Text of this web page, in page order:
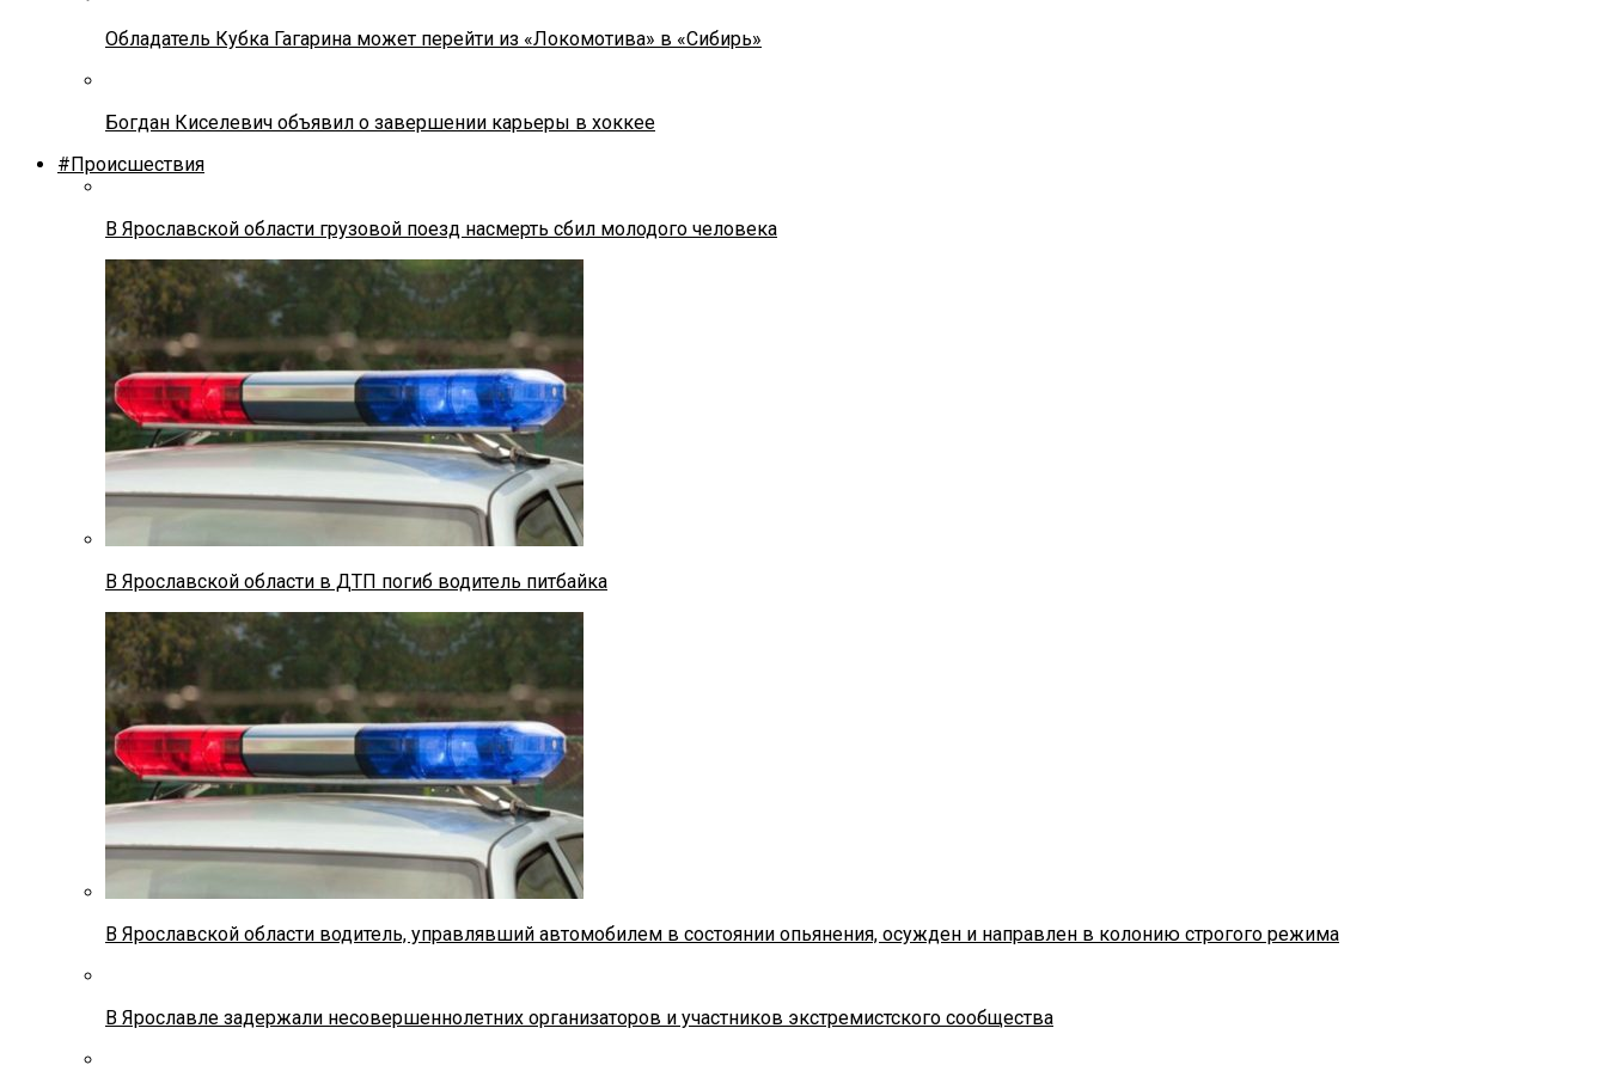
Обладатель Кубка Гагарина может перейти из «Локомотива» в «Сибирь»
Богдан Киселевич объявил о завершении карьеры в хоккее
#Происшествия
В Ярославской области грузовой поезд насмерть сбил молодого человека
В Ярославской области в ДТП погиб водитель питбайка
В Ярославской области водитель, управлявший автомобилем в состоянии опьянения, осужден и направлен в колонию строгого режима
В Ярославле задержали несовершеннолетних организаторов и участников экстремистского сообщества